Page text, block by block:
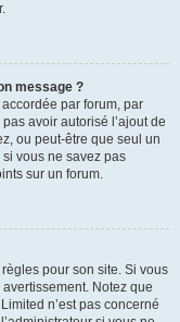
message ?
par forum, par
avoir autorisé l’ajout de
ou peut-être que seul un
vous ne savez pas
sur un forum.
pour son site. Si vous
Notez que
n’est pas concerné